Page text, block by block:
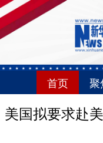
首页 聚
美国拟要求赴